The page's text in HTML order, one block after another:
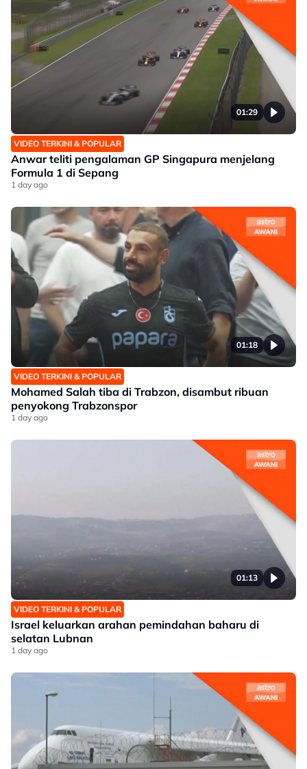
01:29
VIDEO TERKINI & POPULAR
Anwar teliti pengalaman GP Singapura menjelang
Formula 1 di Sepang
1 day ago
01:18
VIDEO TERKINI & POPULAR
Mohamed Salah tiba di Trabzon, disambut ribuan
penyokong Trabzonspor
1 day ago
01:13
VIDEO TERKINI & POPULAR
Israel keluarkan arahan pemindahan baharu di
selatan Lubnan
1 day ago